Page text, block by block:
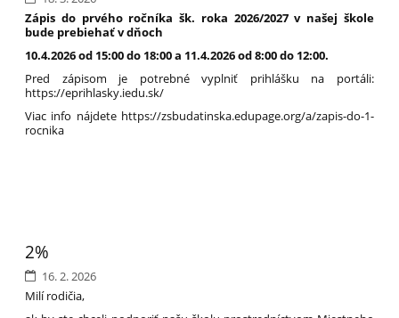
Zápis do prvého ročníka šk. roka 2026/2027 v našej škole
bude prebiehať v dňoch
10.4.2026 od 15:00 do 18:00 a 11.4.2026 od 8:00 do 12:00.
Pred zápisom je potrebné vyplniť prihlášku na portáli:
https://eprihlasky.iedu.sk/
Viac info nájdete https://zsbudatinska.edupage.org/a/zapis-do-1-
rocnika
2%
16. 2. 2026
Milí rodičia,